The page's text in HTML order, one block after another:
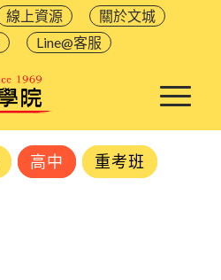
線上資源
關於文城
Line@客服
高中 重考班